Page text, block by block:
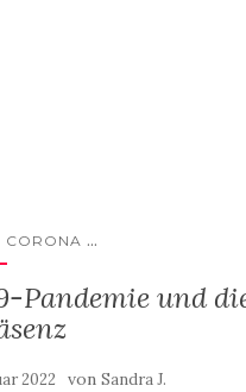
CORONA ...
Pandemie und
2022 vonSandra J.